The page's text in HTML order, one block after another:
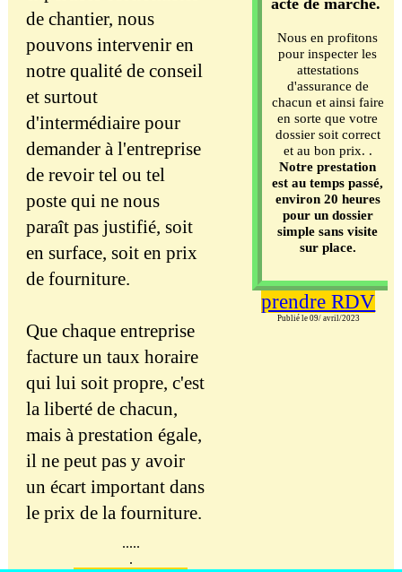
Nous en profitons
pour inspecter les
attestations
d'assurance de
chacun et ainsi faire
en sorte que votre
dossier soit correct
et au bon prix. .
Notre prestation
est au temps passé,
environ 20 heures
pour un dossier
simple sans visite
sur place.
prendre RDV
Publié le 09/ avril/2023
de chantier, nous
pouvons intervenir en
notre qualité de conseil
et surtout
d'intermédiaire pour
demander à l'entreprise
de revoir tel ou tel
poste qui ne nous
paraît pas justifié, soit
en surface, soit en prix
de fourniture.
Que chaque entreprise
facture un taux horaire
qui lui soit propre, c'est
la liberté de chacun,
mais à prestation égale,
il ne peut pas y avoir
un écart important dans
le prix de la fourniture.
.....
.